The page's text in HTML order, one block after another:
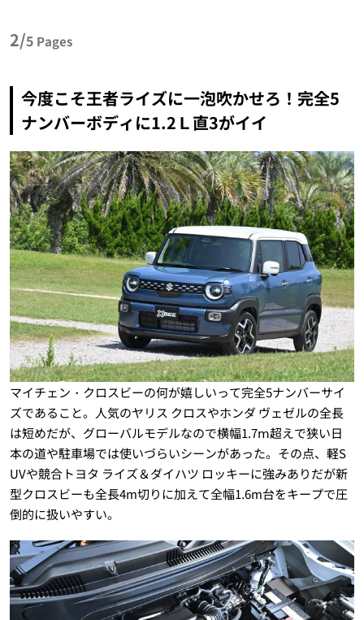
2/5 Pages
今度こそ王者ライズに一泡吹かせろ！完全5
ナンバーボディに1.2Ｌ直3がイイ
マイチェン・クロスビーの何が嬉しいって完全5ナンバーサイ
ズであること。人気のヤリス クロスやホンダ ヴェゼルの全長
は短めだが、グローバルモデルなので横幅1.7ⅿ超えで狭い日
本の道や駐車場では使いづらいシーンがあった。その点、軽S
UVや競合トヨタ ライズ＆ダイハツ ロッキーに強みありだが新
型クロスビーも全長4m切りに加えて全幅1.6m台をキープで圧
倒的に扱いやすい。